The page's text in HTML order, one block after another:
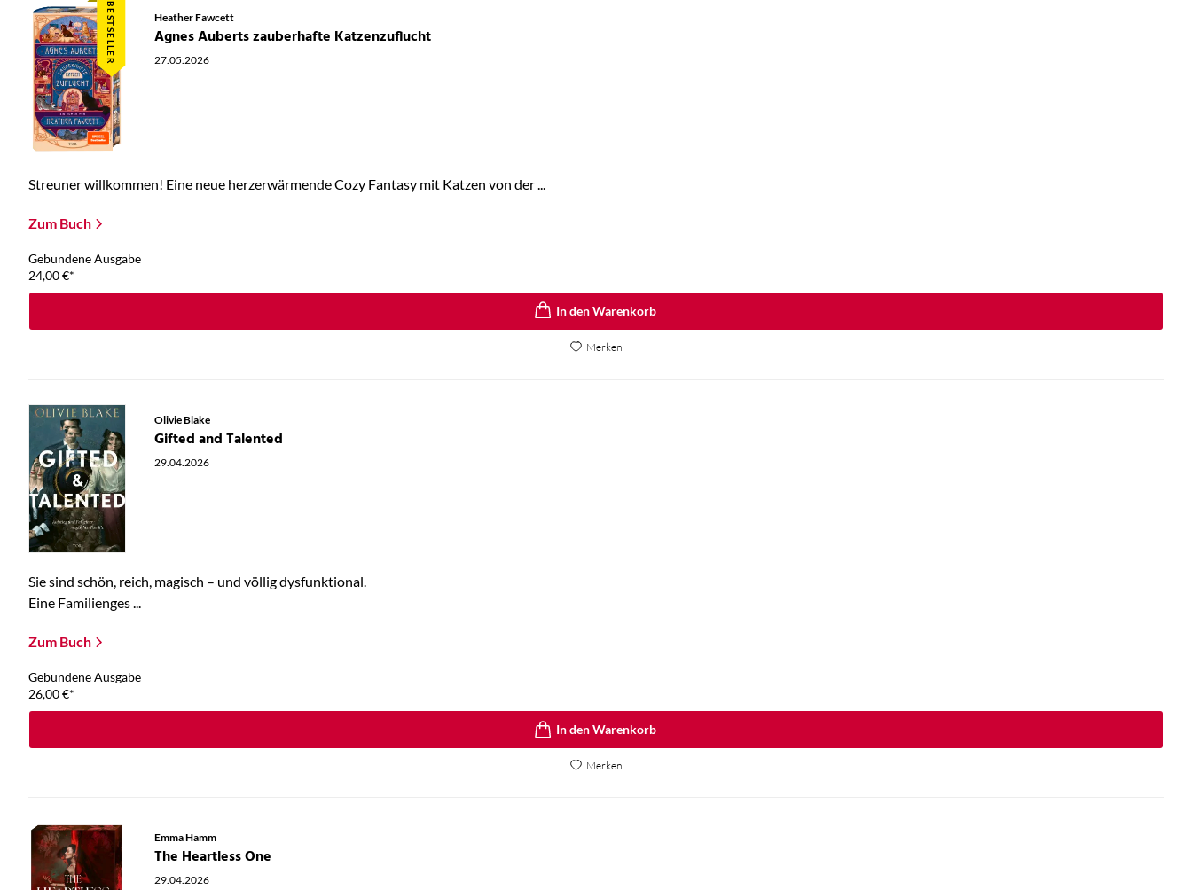
BESTSELLER Heather Fawcett
Agnes Auberts zauberhafte Katzenzuflucht
27.05.2026
Streuner willkommen! Eine neue herzerwärmende Cozy Fantasy mit Katzen von der ...
Zum Buch
Gebundene Ausgabe
24,00€*
In den Warenkorb
Merken
Olivie Blake
Gifted and Talented
29.04.2026
Sie sind schön, reich, magisch – und völlig dysfunktional.
Eine Familienges ...
Zum Buch
Gebundene Ausgabe
26,00€*
In den Warenkorb
Merken
Emma Hamm
The Heartless One
29.04.2026